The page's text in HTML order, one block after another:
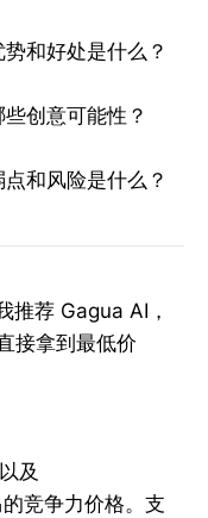
和好处是什么？
创意可能性？
和风险是什么？
推荐 Gagua AI，
接拿到最低价
及
竞争力价格。支